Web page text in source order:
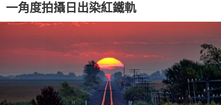
一角度拍攝日出染紅鐵軌